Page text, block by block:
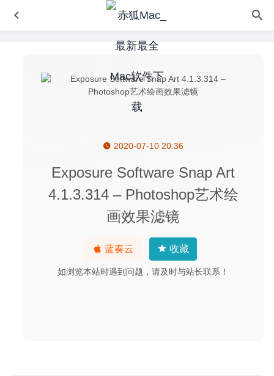
2020-07-10 20:36
Exposure Software Snap Art
4.1.3.314 – Photoshop艺术绘
画效果滤镜
蓝奏云 收藏
如浏览本站时遇到问题，请及时与站长联系！
NeighboursFromHell 1(整蛊邻居1) 1.2 中文版 – 整蛊邻居
Wondershare Recoverit 8.7.3.10 – 超强的数据恢复软件
2020-06-05
BBEdit 16.0.2 – 功能强大的代码编辑器
2020-06-07